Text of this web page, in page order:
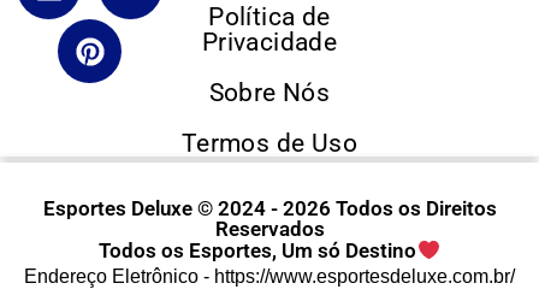
Política de
Privacidade
Sobre Nós
Termos de Uso
Esportes Deluxe © 2024 - 2026 Todos os Direitos
Reservados
Todos os Esportes, Um só Destino
Endereço Eletrônico - https://www.esportesdeluxe.com.br/